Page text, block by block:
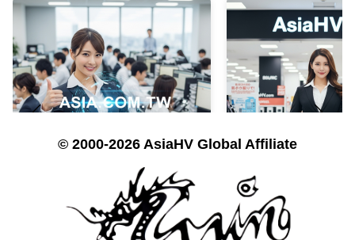
© 2000-2026 AsiaHV Global Affiliate